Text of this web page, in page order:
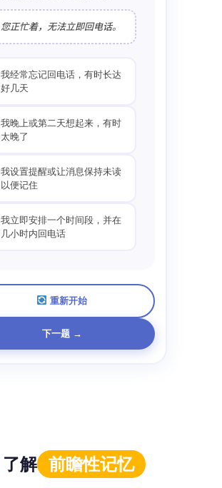
您正忙着，无法立即回电话。
我经常忘记回电话，有时长达
好几天
我晚上或第二天想起来，有时
太晚了
我设置提醒或让消息保持未读
以便记住
我立即安排一个时间段，并在
几小时内回电话
重新开始
下一题 →
了解 前瞻性记忆